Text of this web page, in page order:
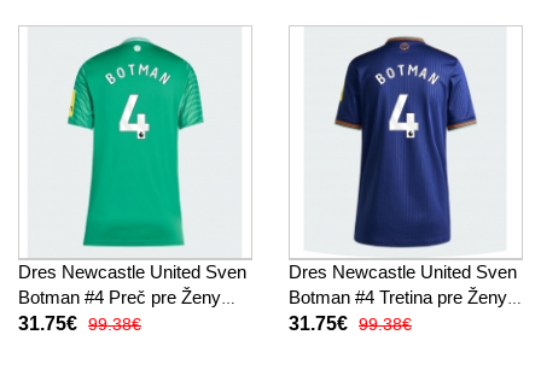
Dres Newcastle United Sven
Botman #4 Preč pre Ženy
2025-26 Krátky Rukáv
31.75€ 99.38€
Dres Newcastle United Sven
Botman #4 Tretina pre Ženy
2025-26 Krátky Rukáv
31.75€ 99.38€